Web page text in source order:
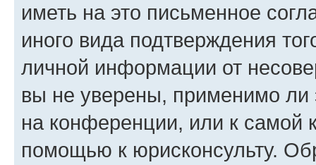
иметь на это письменное
иного вида подтверждения
личной информации от
вы не уверены, применимо ли
на конференции, или к самой
помощью к юрисконсульту.